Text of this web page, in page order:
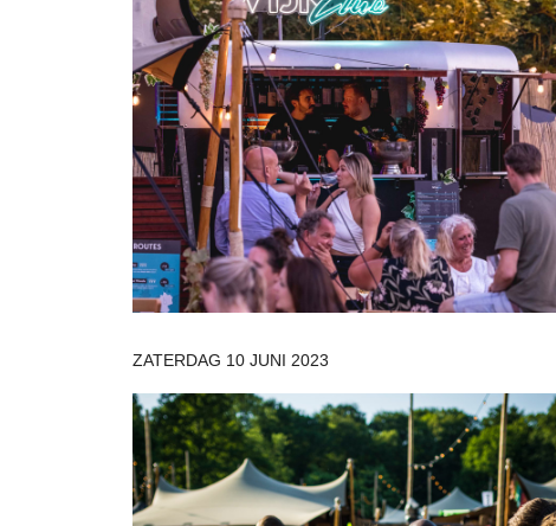
ZATERDAG 10 JUNI 2023